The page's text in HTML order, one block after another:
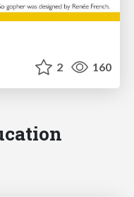
2 160